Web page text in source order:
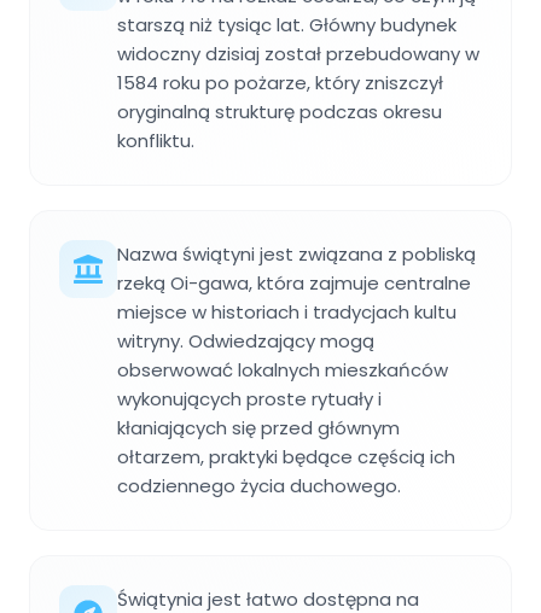
starszą niż tysiąc lat. Główny budynek
widoczny dzisiaj został przebudowany w
1584 roku po pożarze, który zniszczył
oryginalną strukturę podczas okresu
konfliktu.
Nazwa świątyni jest związana z pobliską
rzeką Oi-gawa, która zajmuje centralne
miejsce w historiach i tradycjach kultu
witryny. Odwiedzający mogą
obserwować lokalnych mieszkańców
wykonujących proste rytuały i
kłaniających się przed głównym
ołtarzem, praktyki będące częścią ich
codziennego życia duchowego.
Świątynia jest łatwo dostępna na